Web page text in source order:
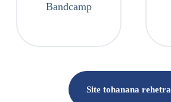
Bandcamp
Site tohanana rehetra